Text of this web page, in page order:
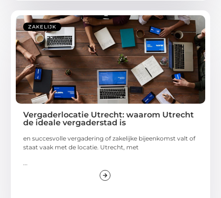
ZAKELIJK
Vergaderlocatie Utrecht: waarom Utrecht
de ideale vergaderstad is
en succesvolle vergadering of zakelijke bijeenkomst valt of
staat vaak met de locatie. Utrecht, met
...